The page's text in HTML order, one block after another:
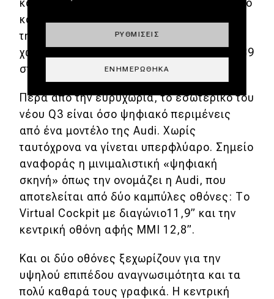
καθίσματος. Το πλάτος είναι ικανοποιητικό
και το σχήμα πλήρως εκμεταλλεύσιμο. Με
την αναδίπλωση της πίσω σειράς, η
χωρητικότητα αυξάνεται στα 1.386 lt (1.289
στο Sportback).
Πέρα από την ευρυχωρία, το εσωτερικό του
νέου Q3 είναι όσο ψηφιακό περιμένεις
από ένα μοντέλο της Audi. Χωρίς
ταυτόχρονα να γίνεται υπερφλύαρο. Σημείο
αναφοράς η μινιμαλιστική «ψηφιακή
σκηνή» όπως την ονομάζει η Audi, που
αποτελείται από δύο καμπύλες οθόνες: Το
Virtual Cockpit με διαγώνιο11,9” και την
κεντρική οθόνη αφής MMI 12,8”.
Και οι δύο οθόνες ξεχωρίζουν για την
υψηλού επιπέδου αναγνωσιμότητα και τα
πολύ καθαρά τους γραφικά. H κεντρική
ΡΥΘΜΊΣΕΙΣ
ΕΝΗΜΕΡΏΘΗΚΑ